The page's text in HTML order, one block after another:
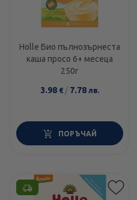
Holle Био пълнозърнеста
каша просо 6+ месеца
250г
3.98 € / 7.78 лв.
ПОРЪЧАЙ